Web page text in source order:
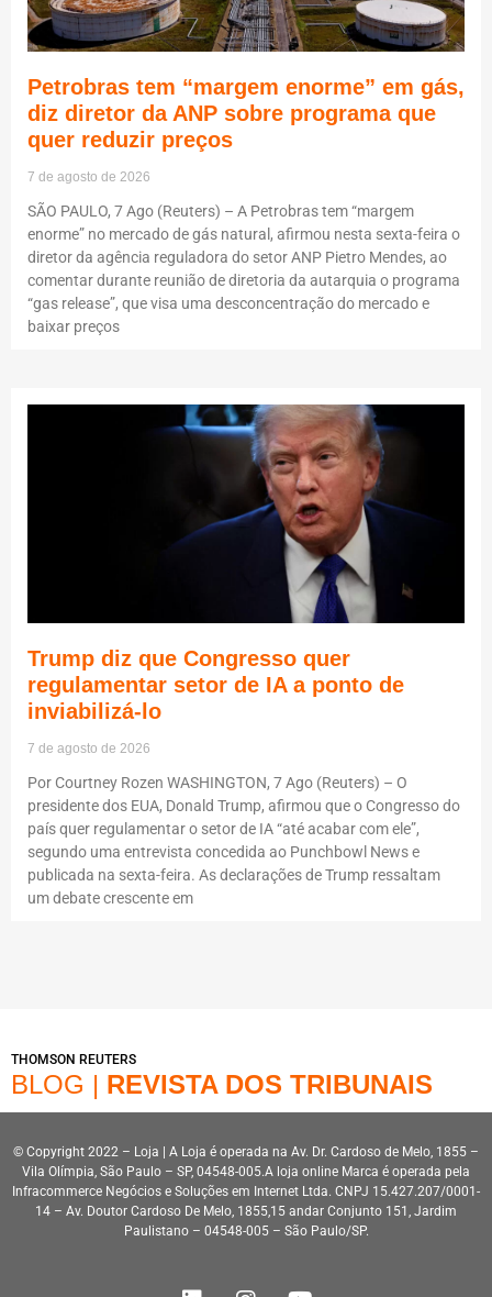
Petrobras tem “margem enorme” em gás,
diz diretor da ANP sobre programa que
quer reduzir preços
7 de agosto de 2026
SÃO PAULO, 7 Ago (Reuters) – A Petrobras tem “margem
enorme” no mercado de gás natural, afirmou nesta sexta-feira o
diretor da agência reguladora do setor ANP Pietro Mendes, ao
comentar durante reunião de diretoria da autarquia o programa
“gas release”, que visa uma desconcentração do mercado e
baixar preços
Trump diz que Congresso quer
regulamentar setor de IA a ponto de
inviabilizá-lo
7 de agosto de 2026
Por Courtney Rozen WASHINGTON, 7 Ago (Reuters) – O
presidente dos EUA, Donald Trump, afirmou que o Congresso do
país quer regulamentar o setor de IA “até acabar com ele”,
segundo uma entrevista concedida ao Punchbowl News e
publicada na sexta-feira. As declarações de Trump ressaltam
um debate crescente em
THOMSON REUTERS
BLOG | REVISTA DOS TRIBUNAIS
© Copyright 2022 – Loja | A Loja é operada na Av. Dr. Cardoso de Melo, 1855 –
Vila Olímpia, São Paulo – SP, 04548-005.A loja online Marca é operada pela
Infracommerce Negócios e Soluções em Internet Ltda. CNPJ 15.427.207/0001-
14 – Av. Doutor Cardoso De Melo, 1855,15 andar Conjunto 151, Jardim
Paulistano – 04548-005 – São Paulo/SP.